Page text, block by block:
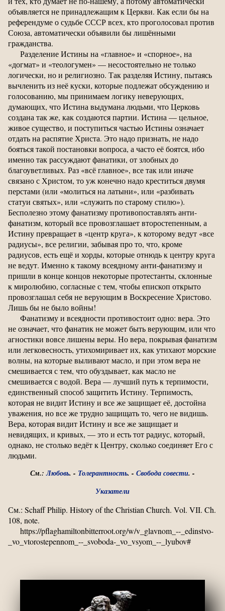
объявляется не принадлежащим к Церкви. Как если бы на
референдуме о судьбе СССР всех, кто проголосовал против
Союза, автоматически объявили бы лишёнными
гражданства.
Разделение Истины на «главное» и «спорное», на
«догмат» и «теологумен» — несостоятельно не только
логически, но и религиозно. Так разделяя Истину, пытаясь
вычленить из неё куски, которые подлежат обсуждению и
голосованию, мы принимаем логику неверующих,
думающих, что Истина выдумана людьми, что Церковь
создана так же, как создаются партии. Истина — цельное,
живое существо, и поступиться частью Истины означает
отдать на распятие Христа. Это надо признать, не надо
бояться такой постановки вопроса, а часто её боятся, ибо
именно так рассуждают фанатики, от злобных до
благоуветливых. Раз «всё главное», все так или иначе
связано с Христом, то уж конечно надо креститься двумя
перстами (или «молиться на латыни», или «разбивать
статуи святых», или «служить по старому стилю»).
Бесполезно этому фанатизму противопоставлять анти-
фанатизм, который все провозглашает второстепенным, а
Истину превращает в «центр круга», к которому ведут «все
радиусы», все религии, забывая про то, что, кроме
радиусов, есть ещё и хорды, которые отнюдь к центру круга
не ведут. Именно к такому всеядному анти-фанатизму и
пришли в конце концов некоторые протестанты, склонные
к миролюбию, согласные с тем, чтобы епископ открыто
провозглашал себя не верующим в Воскресение Христово.
Лишь бы не было войны!
Фанатизму и всеядности противостоит одно: вера. Это
не означает, что фанатик не может быть верующим, или что
агностики вовсе лишены веры. Но вера, покрывая фанатизм
или легковесность, утихомиривает их, как утихают морские
волны, на которые выливают масло, и при этом вера не
смешивается с тем, что обуздывает, как масло не
смешивается с водой. Вера — лучший путь к терпимости,
единственный способ защитить Истину. Терпимость,
которая не видит Истину и все же защищает её, достойна
уважения, но все же трудно защищать то, чего не видишь.
Вера, которая видит Истину и все же защищает и
невидящих, и кривых, — это и есть тот радиус, который,
однако, не столько ведёт к Центру, сколько соединяет Его с
людьми.
См.:Любовь. - Толерантность. - Свобода совести. -
Указатели
См.: Schaff Philip. History of the Christian Church. Vol. VII. Ch.
108, note.
https://pflaghamiltonbitterroot.org/w/v_glavnom_--_edinstvo-
_vo_vtorostepennom_--_svoboda-_vo_vsyom_--_lyubov#